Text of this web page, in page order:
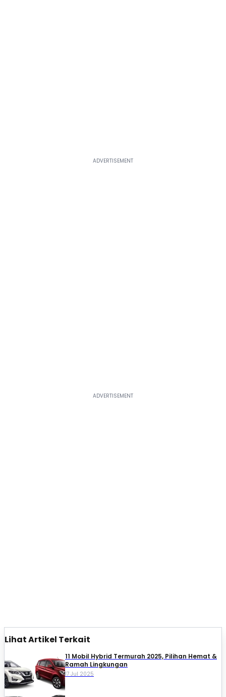
Lihat Artikel Terkait
11 Mobil Hybrid Termurah 2025, Pilihan Hemat &
Ramah Lingkungan
17 Jul 2025